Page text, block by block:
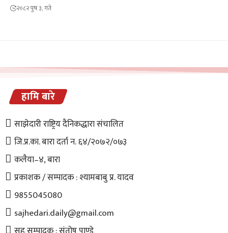
२०८२ पुष ३, गते
हामि बारे
साझेदारी राष्ट्रिय दैनिकद्धारा संचालित
जि.प्र.का. बारा दर्ता न. ६४/२०७२/०७३
कलैया–४, बारा
प्रकाशक / सम्पादक : श्यामबाबु प्र. यादव
9855045080
sajhedari.daily@gmail.com